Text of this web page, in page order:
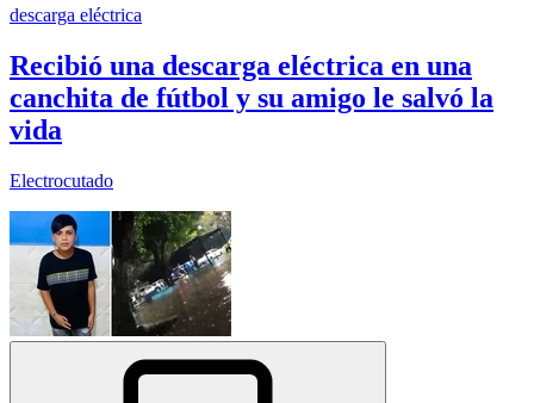
descarga eléctrica
Recibió una descarga eléctrica en una
canchita de fútbol y su amigo le salvó la
vida
Electrocutado